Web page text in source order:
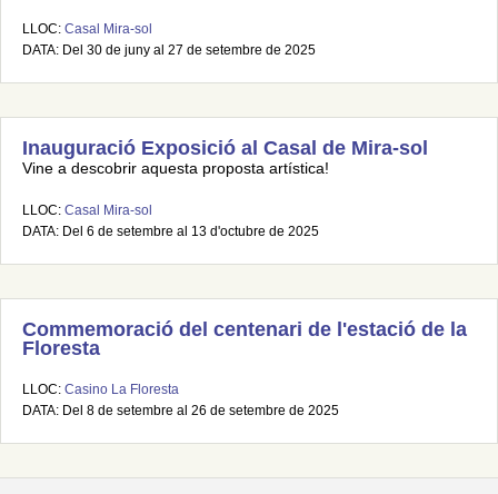
LLOC: Casal Mira-sol
DATA: Del 30 de juny al 27 de setembre de 2025
Inauguració Exposició al Casal de Mira-sol
Vine a descobrir aquesta proposta artística!
LLOC: Casal Mira-sol
DATA: Del 6 de setembre al 13 d'octubre de 2025
Commemoració del centenari de l'estació de la
Floresta
LLOC: Casino La Floresta
DATA: Del 8 de setembre al 26 de setembre de 2025